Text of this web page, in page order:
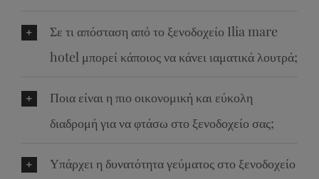
Σε τι απόσταση από το ξενοδοχείο Ilia mare
hotel μπορεί κάποιος να κάνει ιαματικά λουτρά;
Ποια είναι η πιο οικονομική και εύκολη
διαδρομή για να φτάσω στο ξενοδοχείο σας;
Υπάρχει η δυνατότητα γεύματος στο ξενοδοχείο